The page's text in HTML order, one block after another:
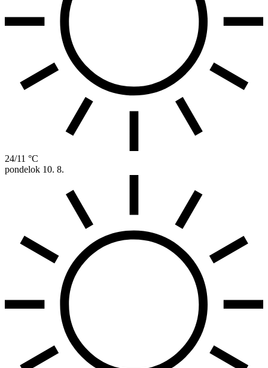
24/11 °C
pondelok 10. 8.